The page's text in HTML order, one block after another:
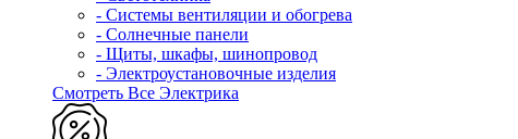
- Системы вентиляции и обогрева
- Солнечные панели
- Щиты, шкафы, шинопровод
- Электроустановочные изделия
Смотреть Все Электрика